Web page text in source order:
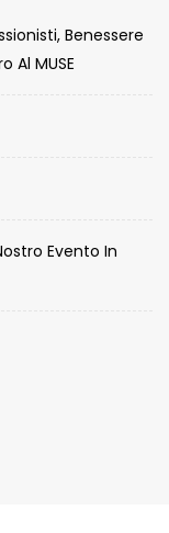
Benessere
Al MUSE
Evento In